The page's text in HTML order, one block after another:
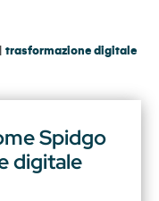
trasformazione digitale
Spidgo
digitale